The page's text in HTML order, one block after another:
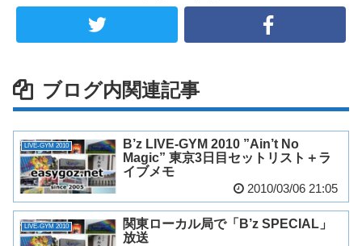
ブログ内関連記事
LIVE-GYM 2010
B’z LIVE-GYM 2010 ”Ain’t No
Magic” 東京3日目セットリスト＋ラ
イブメモ
2010/03/06 21:05
LIVE-GYM 2010
関東ローカル局で「B’z SPECIAL」
放送